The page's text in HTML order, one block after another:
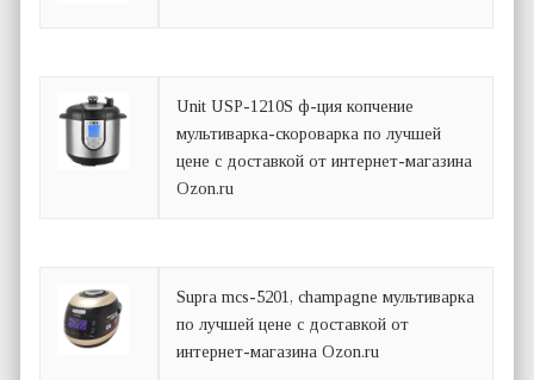
Unit USP-1210S ф-ция копчение
мультиварка-скороварка по лучшей
цене с доставкой от интернет-магазина
Ozon.ru
Supra mcs-5201, champagne мультиварка
по лучшей цене с доставкой от
интернет-магазина Ozon.ru